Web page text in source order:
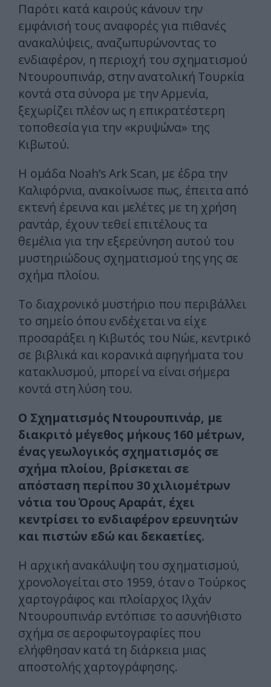
Παρότι κατά καιρούς κάνουν την
εμφάνισή τους αναφορές για πιθανές
ανακαλύψεις, αναζωπυρώνοντας το
ενδιαφέρον, η περιοχή του σχηματισμού
Ντουρουπινάρ, στην ανατολική Τουρκία
κοντά στα σύνορα με την Αρμενία,
ξεχωρίζει πλέον ως η επικρατέστερη
τοποθεσία για την «κρυψώνα» της
Κιβωτού.
Η ομάδα Noah’s Ark Scan, με έδρα την
Καλιφόρνια, ανακοίνωσε πως, έπειτα από
εκτενή έρευνα και μελέτες με τη χρήση
ραντάρ, έχουν τεθεί επιτέλους τα
θεμέλια για την εξερεύνηση αυτού του
μυστηριώδους σχηματισμού της γης σε
σχήμα πλοίου.
Το διαχρονικό μυστήριο που περιβάλλει
το σημείο όπου ενδέχεται να είχε
προσαράξει η Κιβωτός του Νώε, κεντρικό
σε βιβλικά και κορανικά αφηγήματα του
κατακλυσμού, μπορεί να είναι σήμερα
κοντά στη λύση του.
Ο Σχηματισμός Ντουρουπινάρ, με
διακριτό μέγεθος μήκους 160 μέτρων,
ένας γεωλογικός σχηματισμός σε
σχήμα πλοίου, βρίσκεται σε
απόσταση περίπου 30 χιλιομέτρων
νότια του Όρους Αραράτ, έχει
κεντρίσει το ενδιαφέρον ερευνητών
και πιστών εδώ και δεκαετίες.
Η αρχική ανακάλυψη του σχηματισμού,
χρονολογείται στο 1959, όταν ο Τούρκος
χαρτογράφος και πλοίαρχος Ιλχάν
Ντουρουπινάρ εντόπισε το ασυνήθιστο
σχήμα σε αεροφωτογραφίες που
ελήφθησαν κατά τη διάρκεια μιας
αποστολής χαρτογράφησης.